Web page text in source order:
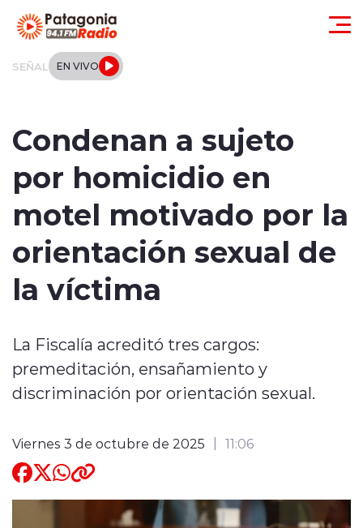
SEÑAL EN VIVO
Tendencias
Internacional
Entrevistas
Quienes Somos
modo claro
Condenan a sujeto
por homicidio en
motel motivado por la
orientación sexual de
la víctima
La Fiscalía acreditó tres cargos:
premeditación, ensañamiento y
discriminación por orientación sexual.
Viernes 3 de octubre de 2025 11:06